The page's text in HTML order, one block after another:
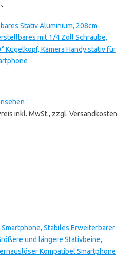
Stativ Aluminium, 208cm
mit 1/4 Zoll Schraube,
Kugelkopf, Kamera Handy stativ für
inkl. MwSt., zzgl. Versandkosten
Stabiles Erweiterbarer
und längere Stativbeine,
Kompatibel Smartphone